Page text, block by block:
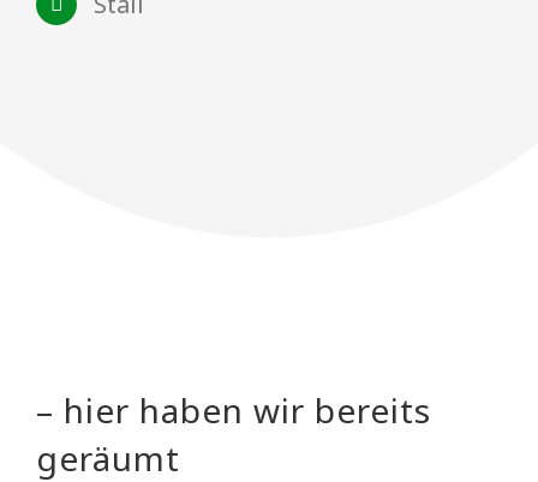
– hier haben wir bereits
geräumt